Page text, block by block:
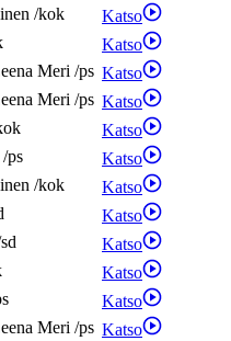
/kok
Katso
Katso
Meri /ps Katso
Meri /ps Katso
Katso
/ps
Katso
/kok
Katso
Katso
sd
Katso
Katso
Katso
Meri /ps Katso